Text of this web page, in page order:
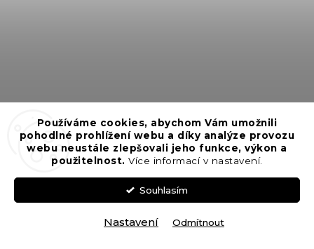
Používáme cookies, abychom Vám umožnili
pohodlné prohlížení webu a díky analýze provozu
webu neustále zlepšovali jeho funkce, výkon a
použitelnost.Více informací v nastavení.
Souhlasím
Nastavení Odmítnout
EMM běhoun Vanilla - White Metallic